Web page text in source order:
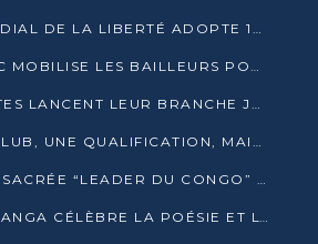
LE CONGRÈS MONDIAL DE LA LIBERTÉ ADOPTE 14 RÉSOLUTIONS HISTORIQUES
COP30 : LA BDEAC MOBILISE LES BAILLEURS POUR LE FONDS BLEU DU BASSIN DU CONGO
LES SOUVERAINISTES LANCENT LEUR BRANCHE JEUNE À BRAZZAVILLE
L’AS OTOHO, UN CLUB, UNE QUALIFICATION, MAIS ENCORE DES DOUTES
L’ONG BUTTERFLY SACRÉE “LEADER DU CONGO” AU PRIX D’EXCELLENCE 2025
STIVEN MAGE MAKANGA CÉLÈBRE LA POÉSIE ET L’HUMAIN AVEC SON RECUEIL “HECTARE”